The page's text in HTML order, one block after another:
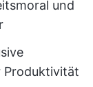
und
Produktivität